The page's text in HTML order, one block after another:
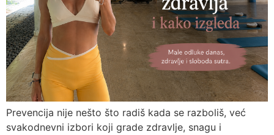
Prevencija nije nešto što radiš kada se razboliš, već
svakodnevni izbori koji grade zdravlje, snagu i